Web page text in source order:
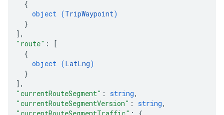
{
object (TripWaypoint)
}
] ,
"route" :
[
{
object (LatLng)
}
] ,
"currentRouteSegment" : string,
"currentRouteSegmentVersion" : string,